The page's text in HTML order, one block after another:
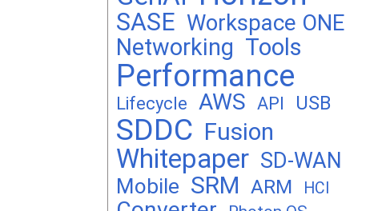
SASE Workspace ONE
Networking Tools
Performance
Lifecycle AWS API USB
SDDC Fusion
Whitepaper SD-WAN
Mobile SRM ARM HCI